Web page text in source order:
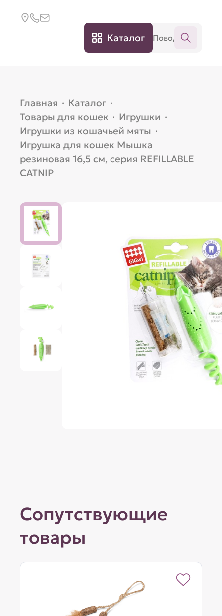
Каталог
Главная · Каталог ·
Товары для кошек · Игрушки ·
Игрушки из кошачьей мяты ·
Игрушка для кошек Мышка
резиновая 16,5 см, серия REFILLABLE
CATNIP
Сопутствующие
товары